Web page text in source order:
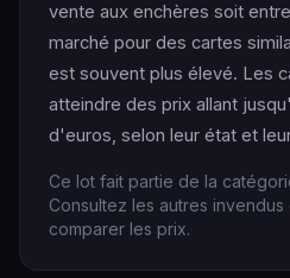
vente aux enchères soit
marché pour des cartes
est souvent plus élevé. Les
atteindre des prix allant
d'euros, selon leur état et
Ce lot fait partie de la
Consultez les autres
comparer les prix.